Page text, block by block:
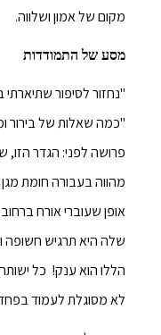
מקום של אמון ושלווה.
מסע של התמודדות
"נחזור לסיפור
"כמה שאלות של בירור
פרושה לפני: הגדר
מהווה בעבורה חומת
אופן שעוברי אורח
שלה היא תרגיש חשופה
הללו הוא ענק! כל
לא מסוגלת לעמוד